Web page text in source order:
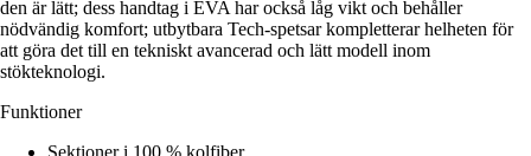
den är lätt; dess handtag i EVA har också låg vikt och behåller
nödvändig komfort; utbytbara Tech-spetsar kompletterar helheten för
att göra det till en tekniskt avancerad och lätt modell inom
stökteknologi.
Funktioner
Sektioner i 100 % kolfiber